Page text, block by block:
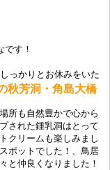
す！
っかりとお休みをいた
秋芳洞・角島大橋
所も自然豊かで心から
された鍾乳洞はとって
クリームも楽しみました
ポットでした！、鳥居
と仲良くなりました！